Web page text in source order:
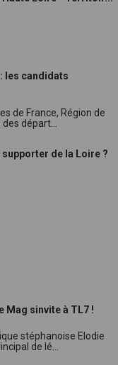
les candidats
de France, Région de
départ...
de la Loire ?
Mag sinvite à TL7 !
stéphanoise Elodie
de lé...